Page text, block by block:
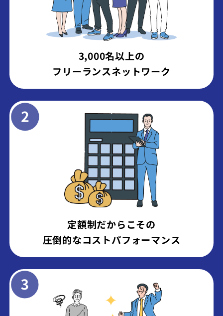
3,000名以上の
フリーランスネットワーク
定額制だからこその
圧倒的なコストパフォーマンス